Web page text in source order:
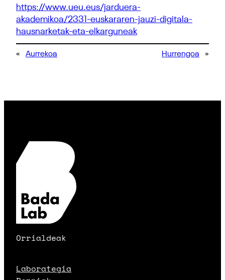
https://www.ueu.eus/jarduera-
akademikoa/2331-euskararen-jauzi-digitala-
hausnarketak-eta-elkarguneak
« Aurrekoa Hurrengoa »
Orrialdeak
Laborategia